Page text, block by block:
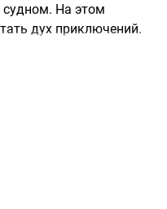
На этом
дух приключений.